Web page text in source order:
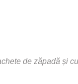
de zăpadă și